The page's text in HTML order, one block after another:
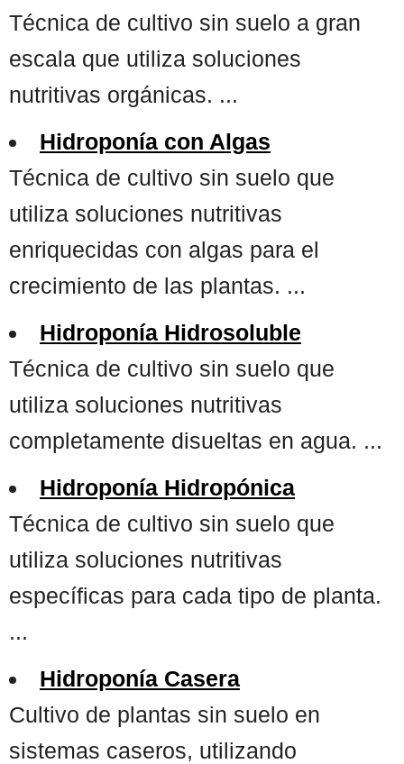
Técnica de cultivo sin suelo a gran
escala que utiliza soluciones
nutritivas orgánicas. ...
Hidroponía con Algas
Técnica de cultivo sin suelo que
utiliza soluciones nutritivas
enriquecidas con algas para el
crecimiento de las plantas. ...
Hidroponía Hidrosoluble
Técnica de cultivo sin suelo que
utiliza soluciones nutritivas
completamente disueltas en agua. ...
Hidroponía Hidropónica
Técnica de cultivo sin suelo que
utiliza soluciones nutritivas
específicas para cada tipo de planta.
...
Hidroponía Casera
Cultivo de plantas sin suelo en
sistemas caseros, utilizando